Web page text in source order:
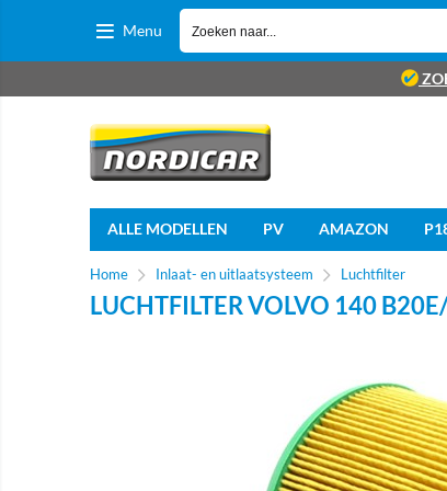
Menu
ALLE MODELLEN PV AMAZON
Home Inlaat- en uitlaatsysteem Luchtfilter
LUCHTFILTER VOLVO 140